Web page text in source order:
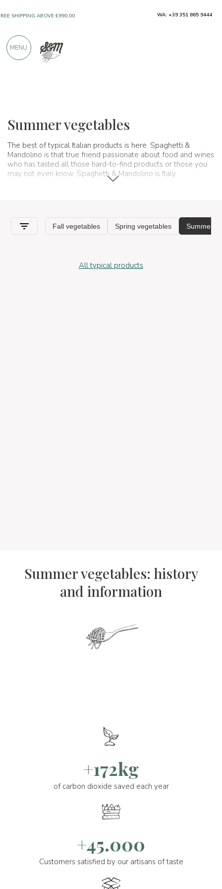
Summer vegetables
The best of typical Italian products is here. Spaghetti &
Mandolino is that true friend passionate about food and wines
who has tasted all those hard-to-find products or those you
may not even know. Spaghetti & Mandolino is Italy
All typical products
Summer vegetables: history
and information
+172kg
of carbon dioxide saved each year
+45.000
Customers satisfied by our artisans of taste
SHIPPING ABOVE €990,00
PRODUCTS FROM EXCELLENT
WA: +39 351 865 9444
MENU